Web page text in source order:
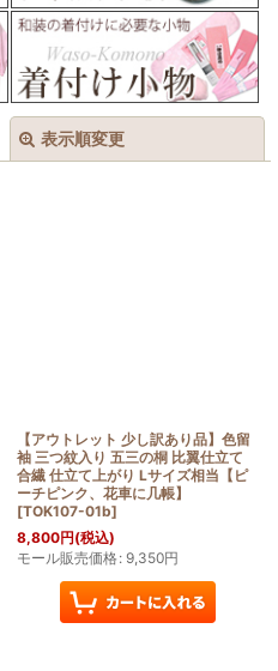
表示順変更
【アウトレット 少し訳あり品】色留
袖 三つ紋入り 五三の桐 比翼仕立て
合繊 仕立て上がり Lサイズ相当【ピ
ーチピンク、花車に几帳】
[TOK107-01b]
8,800円(税込)
モール販売価格: 9,350円